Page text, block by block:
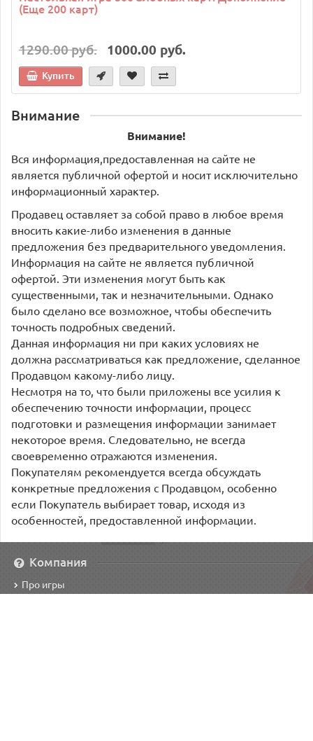
(Еще 200 карт)
1290.00 руб. 1000.00 руб.
Купить
Внимание
Внимание!
Вся информация,предоставленная на сайте не
является публичной офертой и носит исключительно
информационный характер.
Продавец оставляет за собой право в любое время
вносить какие-либо изменения в данные
предложения без предварительного уведомления.
Информация на сайте не является публичной
офертой. Эти изменения могут быть как
существенными, так и незначительными. Однако
было сделано все возможное, чтобы обеспечить
точность подробных сведений.
Данная информация ни при каких условиях не
должна рассматриваться как предложение, сделанное
Продавцом какому-либо лицу.
Несмотря на то, что были приложены все усилия к
обеспечению точности информации, процесс
подготовки и размещения информации занимает
некоторое время. Следовательно, не всегда
своевременно отражаются изменения.
Покупателям рекомендуется всегда обсуждать
конкретные предложения с Продавцом, особенно
если Покупатель выбирает товар, исходя из
особенностей, предоставленной информации.
Компания
Про игры